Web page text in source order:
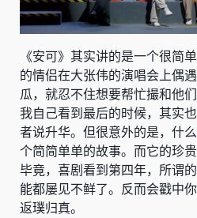
《安可》其实讲的是一个很简
的情侣在大张伟的演唱会上偶
瓜，就忍不住想要帮忙撮和他们
我自己看到最后的时候，其实
者说升华。但很意外的是，什
个简简单单的故事。而它的珍贵
毕竟，喜剧看到第四年，所谓
能都屡见不鲜了。反而会戳中
返璞归真。